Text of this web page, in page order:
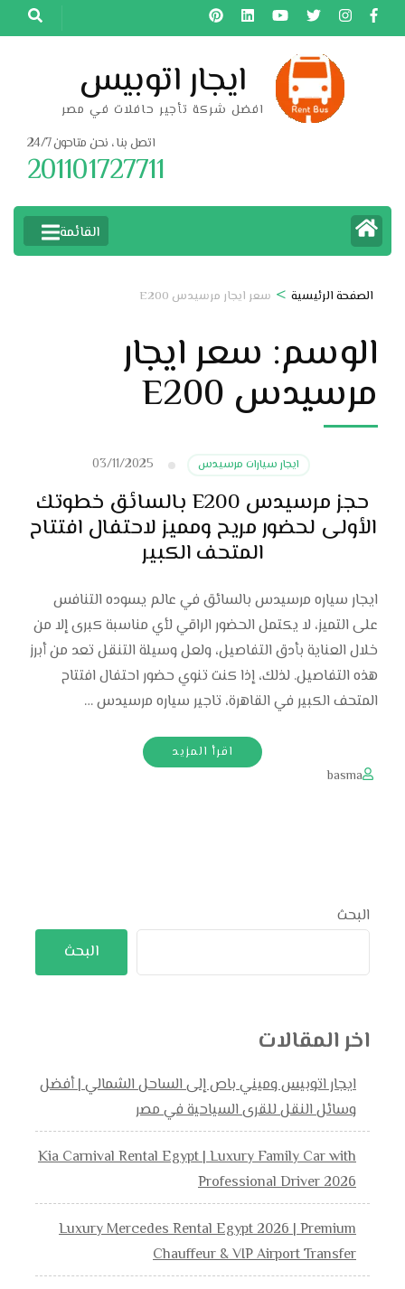
تخطى
إلى
ايجار اتوبيس
افضل شركة تأجير حافلات في مصر
اتصل بنا ، نحن متاحون 24/7
201101727711
القائمة
الصفحة الرئيسية > سعر ايجار مرسيدس E200
الوسم: سعر ايجار
مرسيدس E200
ايجار سيارات مرسيدس 03/11/2025
حجز مرسيدس E200 بالسائق خطوتك
الأولى لحضور مريح ومميز لاحتفال افتتاح
المتحف الكبير
ايجار سياره مرسيدس بالسائق في عالم يسوده التنافس
على التميز، لا يكتمل الحضور الراقي لأي مناسبة كبرى إلا من
خلال العناية بأدق التفاصيل، ولعل وسيلة التنقل تعد من أبرز
هذه التفاصيل. لذلك، إذا كنت تنوي حضور احتفال افتتاح
المتحف الكبير في القاهرة، تاجير سياره مرسيدس …
اقرأ المزيد
basma
البحث
البحث
اخر المقالات
ايجار اتوبيس وميني باص إلى الساحل الشمالي | أفضل
وسائل النقل للقرى السياحية في مصر
Kia Carnival Rental Egypt | Luxury Family Car with
Professional Driver 2026
Luxury Mercedes Rental Egypt 2026 | Premium
Chauffeur & VIP Airport Transfer